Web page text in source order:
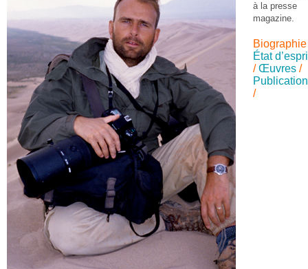
à la presse
magazine.
Biographie
État
/Œuvres /
/